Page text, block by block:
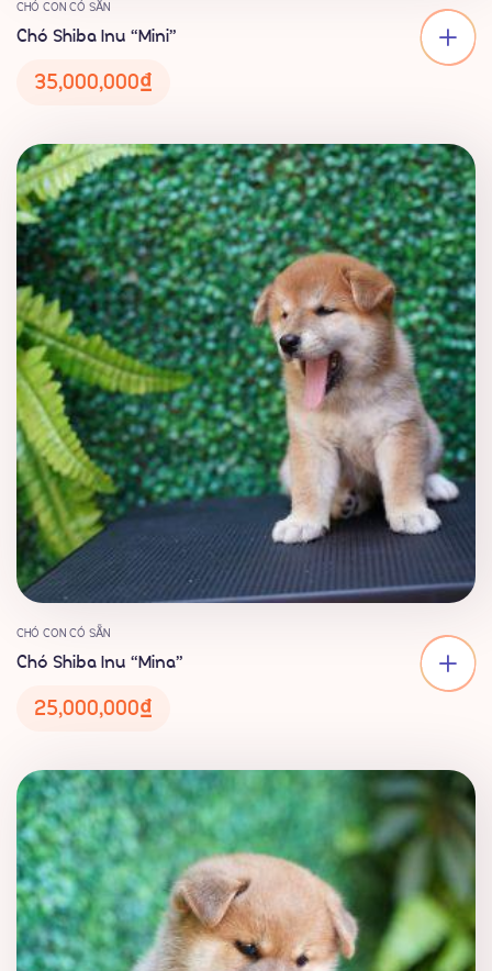
CHÓ CON CÓ SẴN
Chó Shiba Inu “Mini”
35,000,000₫
CHÓ CON CÓ SẴN
Chó Shiba Inu “Mina”
25,000,000₫